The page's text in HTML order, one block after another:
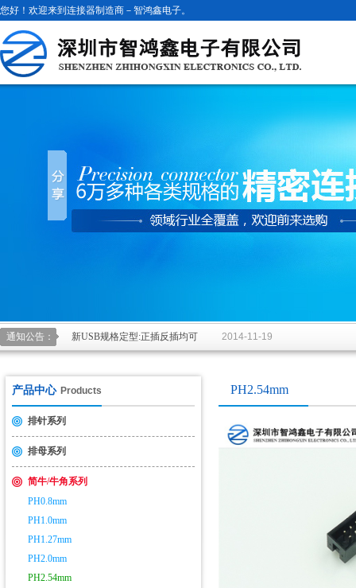
您好！欢迎来到连接器制造商－智鸿鑫电子。
通知公告： 新USB规格定型:正插反插均可 2014-11-19
产品中心 Products
排针系列
排母系列
简牛/牛角系列
PH0.8mm
PH1.0mm
PH1.27mm
PH2.0mm
PH2.54mm
PH2.54mm